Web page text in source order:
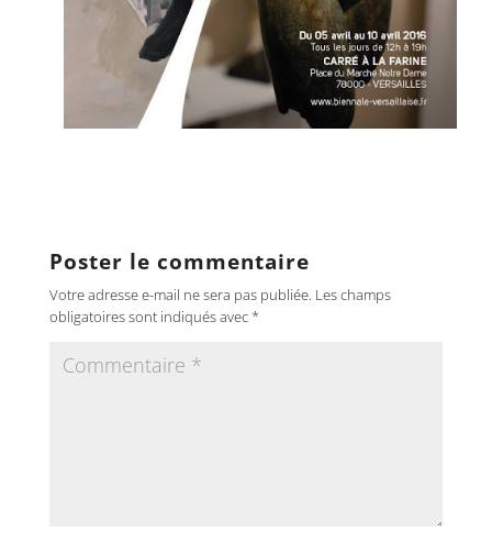
Poster le commentaire
Votre adresse e-mail ne sera pas publiée. Les champs
obligatoires sont indiqués avec *